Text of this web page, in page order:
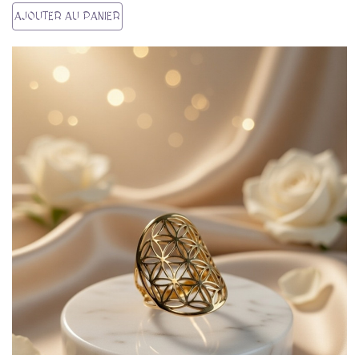
AJOUTER AU PANIER